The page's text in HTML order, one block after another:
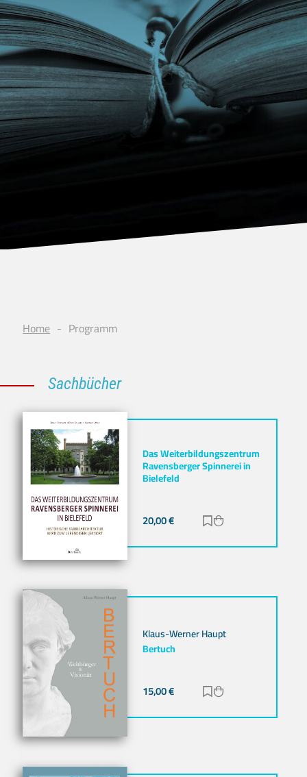
Home Programm
Sachbücher
Das Weiterbildungszentrum
Ravensberger Spinnerei in
Bielefeld
20,00€ Zur Merkliste
Klaus-Werner Haupt
Bertuch
15,00€ Zur Merkliste